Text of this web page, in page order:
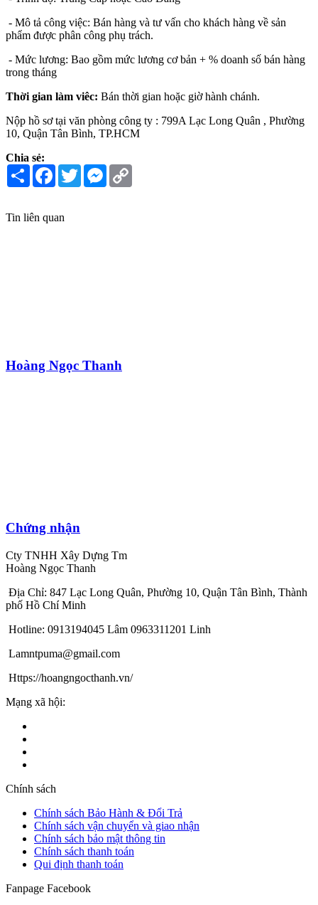
- Mô tả công việc: Bán hàng và tư vấn cho khách hàng về sản
phẩm được phân công phụ trách.
- Mức lương: Bao gồm mức lương cơ bản + % doanh số bán hàng
trong tháng
Thời gian làm viêc: Bán thời gian hoặc giờ hành chánh.
Nộp hồ sơ tại văn phòng công ty : 799A Lạc Long Quân , Phường
10, Quận Tân Bình, TP.HCM
Chia sẻ:
Share Facebook
TwitterMessenger
Tin liên quan
Hoàng Ngọc Thanh
Chứng nhận
Cty TNHH Xây Dựng Tm
Hoàng Ngọc Thanh
Địa Chỉ: 847 Lạc Long Quân, Phường 10, Quận Tân Bình, Thành
phố Hồ Chí Minh
Hotline: 0913194045 Lâm 0963311201 Linh
Lamntpuma@gmail.com
Https://hoangngocthanh.vn/
Mạng xã hội:
Chính sách
Chính sách Bảo Hành & Đổi Trả
Chính sách vận chuyển và giao nhận
Chính sách bảo mật thông tin
Chính sách thanh toán
Qui định thanh toán
Fanpage Facebook